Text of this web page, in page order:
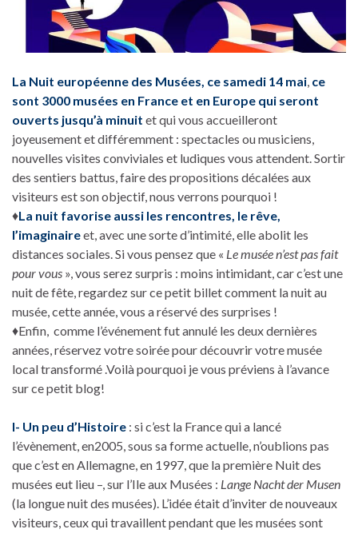
La Nuit européenne des Musées, ce samedi 14 mai, ce
sont 3000 musées en France et en Europe qui seront
ouverts jusqu’à minuit et qui vous accueilleront
joyeusement et différemment : spectacles ou musiciens,
nouvelles visites conviviales et ludiques vous attendent. Sortir
des sentiers battus, faire des propositions décalées aux
visiteurs est son objectif, nous verrons pourquoi !
♦La nuit favorise aussi les rencontres, le rêve,
l’imaginaireet, avec une sorte d’intimité, elle abolit les
distances sociales. Si vous pensez que « Le musée n’est pas fait
pour vous », vous serez surpris : moins intimidant, car c’est une
nuit de fête, regardez sur ce petit billet comment la nuit au
musée, cette année, vous a réservé des surprises !
♦Enfin, comme l’événement fut annulé les deux dernières
années, réservez votre soirée pour découvrir votre musée
local transformé .Voilà pourquoi je vous préviens à l’avance
sur ce petit blog!
I- Un peu d’Histoire : si c’est la France qui a lancé
l’évènement, en2005, sous sa forme actuelle, n’oublions pas
que c’est en Allemagne, en 1997, que la première Nuit des
musées eut lieu –, sur l’Ile aux Musées : Lange Nacht der Musen
(la longue nuit des musées). L’idée était d’inviter de nouveaux
visiteurs, ceux qui travaillent pendant que les musées sont